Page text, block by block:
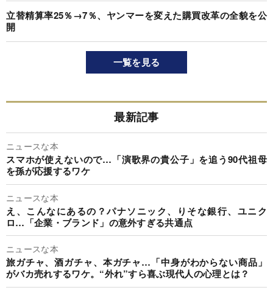
立替精算率25％→7％、ヤンマーを変えた購買改革の全貌を公
開
一覧を見る
最新記事
ニュースな本
スマホが使えないので…「演歌界の貴公子」を追う90代祖母
を孫が応援するワケ
ニュースな本
え、こんなにあるの？パナソニック、りそな銀行、ユニク
ロ…「企業・ブランド」の意外すぎる共通点
ニュースな本
旅ガチャ、酒ガチャ、本ガチャ…「中身がわからない商品」
がバカ売れするワケ。“外れ”すら喜ぶ現代人の心理とは？